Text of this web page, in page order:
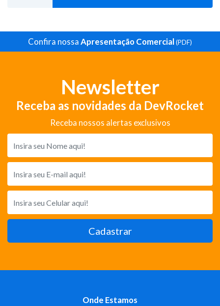
Confira nossaApresentação Comercial(PDF)
Newsletter
Receba as novidades da DevRocket
Receba nossos alertas exclusivos
Cadastrar
Onde Estamos